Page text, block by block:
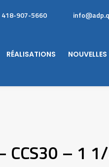
418-907-5660
RÉALISATIONS NOUVELLES
CCS30 – 1